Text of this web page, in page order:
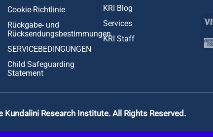
Cookie-Richtlinie
Rückgabe- und
Rücksendungsbestimmungen
SERVICEBEDINGUNGEN
Child Safeguarding
Statement
KRI Blog
Services
KRI Staff
Kundalini Research Institute. All Rights Reserved.